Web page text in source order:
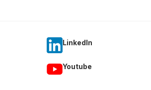
Linkedln
Youtube